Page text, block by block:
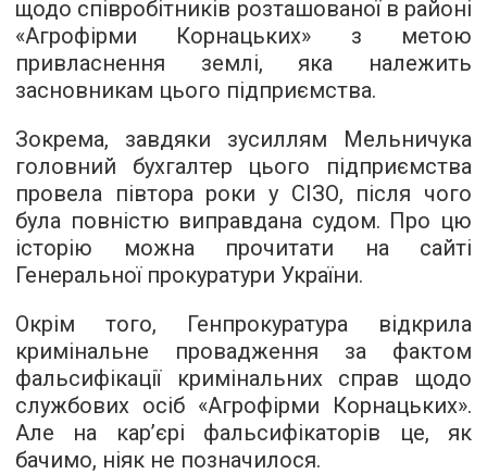
щодо співробітників розташованої в районі
«Агрофірми Корнацьких» з метою
привласнення землі, яка належить
засновникам цього підприємства.
Зокрема, завдяки зусиллям Мельничука
головний бухгалтер цього підприємства
провела півтора роки у СІЗО, після чого
була повністю виправдана судом. Про цю
історію можна прочитати на сайті
Генеральної прокуратури України.
Окрім того, Генпрокуратура відкрила
кримінальне провадження за фактом
фальсифікації кримінальних справ щодо
службових осіб «Агрофірми Корнацьких».
Але на кар’єрі фальсифікаторів це, як
бачимо, ніяк не позначилося.